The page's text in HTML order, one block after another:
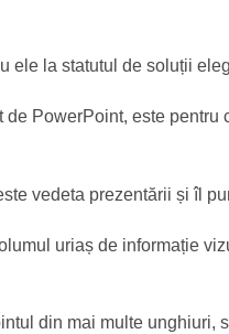
ele la statutul de soluții
PowerPoint, este
vedeta prezentării și îl
uriaș de informație
din mai multe